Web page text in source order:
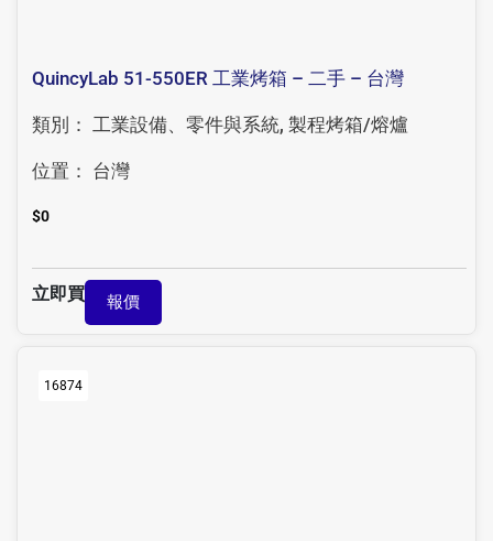
QuincyLab 51-550ER 工業烤箱 – 二手 – 台灣
類別： 工業設備、零件與系統, 製程烤箱/熔爐
位置： 台灣
$0
立即買 報價
16874